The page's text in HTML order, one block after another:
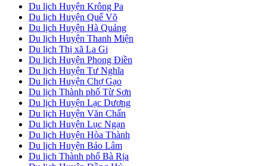
Du lịch Huyện Krông Pa
Du lịch Huyện Quế Võ
Du lịch Huyện Hà Quảng
Du lịch Huyện Thanh Miện
Du lịch Thị xã La Gi
Du lịch Huyện Phong Điền
Du lịch Huyện Tư Nghĩa
Du lịch Huyện Chợ Gạo
Du lịch Thành phố Từ Sơn
Du lịch Huyện Lạc Dương
Du lịch Huyện Văn Chấn
Du lịch Huyện Lục Ngạn
Du lịch Huyện Hòa Thành
Du lịch Huyện Bảo Lâm
Du lịch Thành phố Bà Rịa